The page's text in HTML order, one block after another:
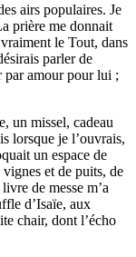
airs populaires. Je
prière me donnait
le Tout, dans
parler de
par amour pour lui ;
un missel, cadeau
lorsque je l’ouvrais,
un espace de
et de puits, de
de messe m’a
d’Isaïe, aux
chair, dont l’écho